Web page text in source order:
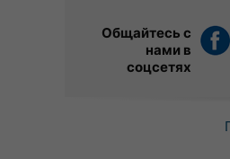
Общайтесь с
нами в
соцсетях